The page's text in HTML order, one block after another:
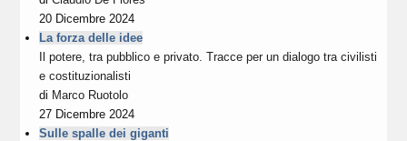
20 Dicembre 2024
La forza delle idee
Il potere, tra pubblico e privato. Tracce per un dialogo tra civilisti
e costituzionalisti
di Marco Ruotolo
27 Dicembre 2024
Sulle spalle dei giganti